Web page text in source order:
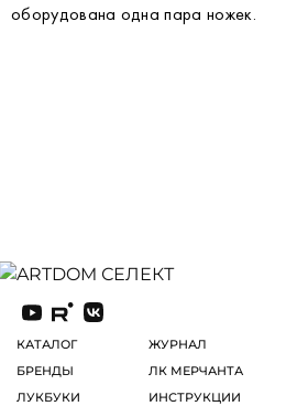
оборудована одна пара ножек.
КАТАЛОГ
БРЕНДЫ
ЛУКБУКИ
ЖУРНАЛ
ЛК МЕРЧАНТА
ИНСТРУКЦИИ